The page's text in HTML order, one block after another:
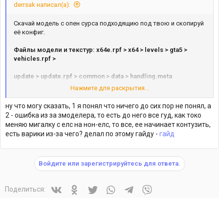
derrsak написал(а):
Скачай модель с опен сурса подходящию под твою и скопируй
её конфиг.
Файлы модели и текстур: x64e.rpf > x64 > levels > gta5 >
vehicles.rpf >
update > update.rpf > common > data > handling.meta
update > update.rpf > x64 > levels > gta5 > vehicles.meta
update > update.rpf > x64 > data > carcols.ymt
Нажмите для раскрытия...
ну что могу сказать, 1 я понял что ничего до сих пор не понял, а
2 - ошибка из за змоделера, то есть до него все гуд, как токо
меняю мигалку с елс на нон-елс, то все, ее начинает контузить,
есть варики из-за чего? делал по этому гайду - гайд
Войдите или зарегистрируйтесь для ответа.
Поделиться: VkontakteOdnoklassniki
Twitter WhatsAppTelegram